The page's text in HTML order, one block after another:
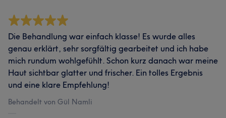
Die Behandlung war einfach klasse! Es wurde alles
genau erklärt, sehr sorgfältig gearbeitet und ich habe
mich rundum wohlgefühlt. Schon kurz danach war meine
Haut sichtbar glatter und frischer. Ein tolles Ergebnis
und eine klare Empfehlung!
Behandelt von Gül Namli